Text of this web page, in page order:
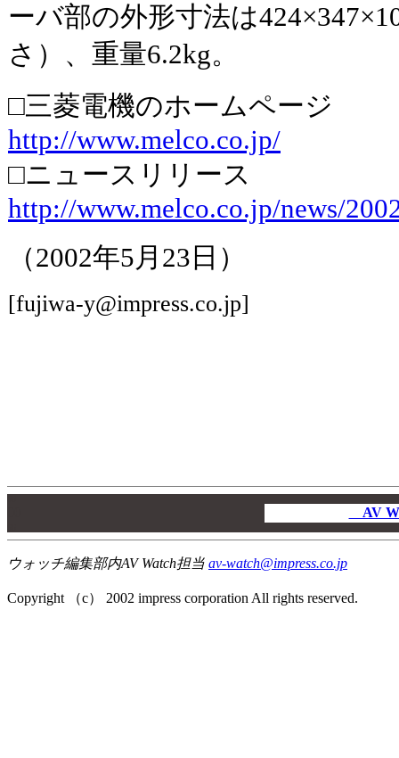
ーバ部の外形寸法は
さ）、重量6.2kg。
□三菱電機のホームページ
http://www.melco.co.jp/
□ニュースリリース
http://www.melco.co.jp/news/
（2002年5月23日）
[fujiwa-y@impress.co.jp]
AV
ウォッチ編集部内AV Watch担当 av-watch@impress.co.jp
Copyright （c） 2002 impress corporation All rights reserved.